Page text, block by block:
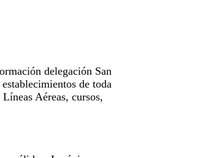
delegación San
de toda
Aéreas, cursos,